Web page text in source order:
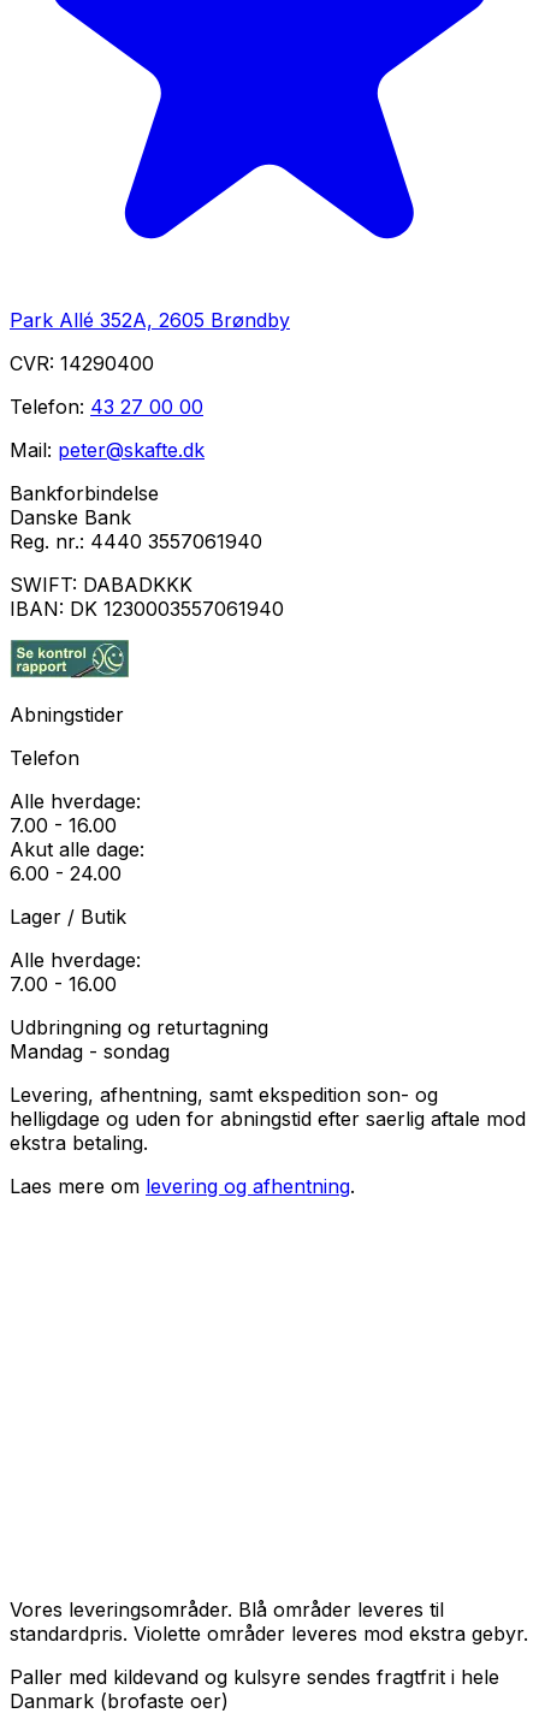
Park Allé 352A, 2605 Brøndby
CVR: 14290400
Telefon: 43 27 00 00
Mail: peter@skafte.dk
Bankforbindelse
Danske Bank
Reg. nr.: 4440 3557061940
SWIFT: DABADKKK
IBAN: DK 1230003557061940
Abningstider
Telefon
Alle hverdage:
7.00 - 16.00
Akut alle dage:
6.00 - 24.00
Lager / Butik
Alle hverdage:
7.00 - 16.00
Udbringning og returtagning
Mandag - sondag
Levering, afhentning, samt ekspedition son- og
helligdage og uden for abningstid efter saerlig aftale mod
ekstra betaling.
Laes mere om levering og afhentning.
Vores leveringsområder. Blå områder leveres til
standardpris. Violette områder leveres mod ekstra gebyr.
Paller med kildevand og kulsyre sendes fragtfrit i hele
Danmark (brofaste oer)